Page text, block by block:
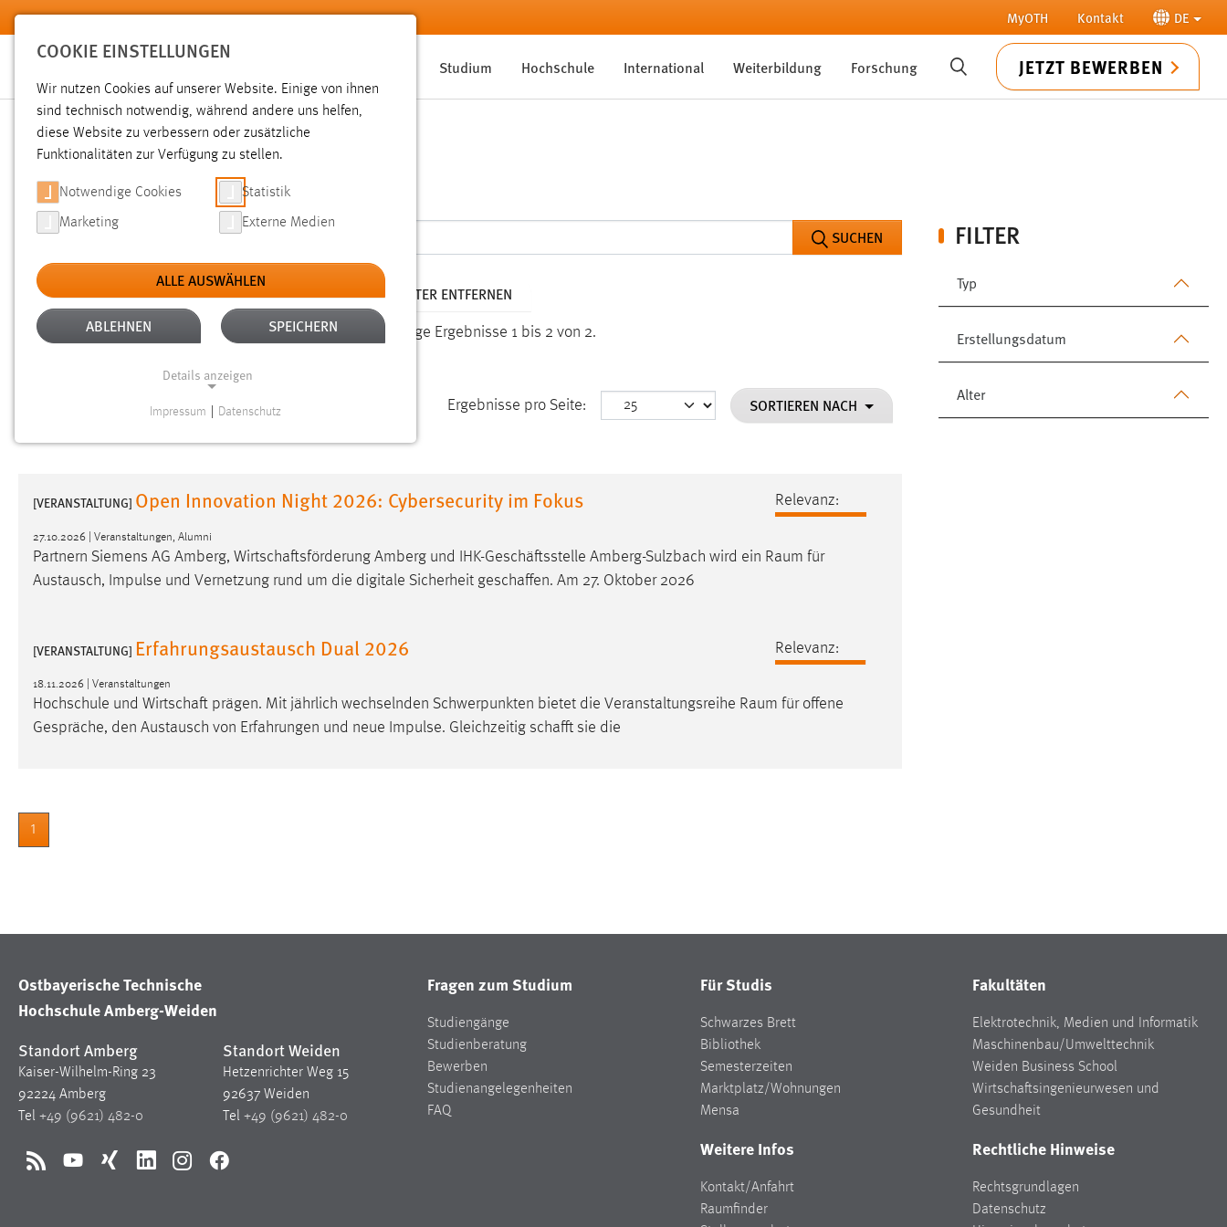
Zum Hauptinhalt springen MyOTH Kontakt DE
Studium Hochschule International Weiterbildung Forschung SUCHE JETZT BEWERBEN
SUCHE
FILTER
Typ
Erstellungsdatum
Alter
SUCHEN
Aktive Filter: TYP: NEWS/VERANSTALTUNGEN ALLE FILTER ENTFERNEN
Gesucht nach "raum". Es wurden 2 Ergebnisse gefunden. Zeige Ergebnisse 1 bis 2 von 2.
Ergebnisse pro Seite: SORTIEREN NACH
[VERANSTALTUNG] Open Innovation Night 2026: Cybersecurity im Fokus
27.10.2026 | Veranstaltungen, Alumni
Relevanz:
Partnern Siemens AG Amberg, Wirtschaftsförderung Amberg und IHK-Geschäftsstelle Amberg-Sulzbach wird ein Raum für
Austausch, Impulse und Vernetzung rund um die digitale Sicherheit geschaffen. Am 27. Oktober 2026
[VERANSTALTUNG] Erfahrungsaustausch Dual 2026
18.11.2026 | Veranstaltungen
Relevanz:
Hochschule und Wirtschaft prägen. Mit jährlich wechselnden Schwerpunkten bietet die Veranstaltungsreihe Raum für offene
Gespräche, den Austausch von Erfahrungen und neue Impulse. Gleichzeitig schafft sie die
1
Ostbayerische Technische
Hochschule Amberg-Weiden
Standort Amberg
Kaiser-Wilhelm-Ring 23
92224 Amberg
Tel +49 (9621) 482-0
Standort Weiden
Hetzenrichter Weg 15
92637 Weiden
Tel +49 (9621) 482-0
RSS YouTubeXing LinkedInInstagramFacebook
Fragen zum Studium
Studiengänge
Studienberatung
Bewerben
Studienangelegenheiten
FAQ
Für Studis
Schwarzes Brett
Bibliothek
Semesterzeiten
Marktplatz/Wohnungen
Mensa
Fakultäten
Elektrotechnik, Medien und Informatik
Maschinenbau/Umwelttechnik
Weiden Business School
Wirtschaftsingenieurwesen und
Gesundheit
Weitere Infos
Kontakt/Anfahrt
Raumfinder
Rechtliche Hinweise
Rechtsgrundlagen
Datenschutz
COOKIE EINSTELLUNGEN
Wir nutzen Cookies auf unserer Website. Einige von ihnen
sind technisch notwendig, während andere uns helfen,
diese Website zu verbessern oder zusätzliche
Funktionalitäten zur Verfügung zu stellen.
Notwendige Cookies Statistik
Marketing Externe Medien
ALLE AUSWÄHLEN
ABLEHNEN SPEICHERN
Details anzeigen
Website erforderlich.
Einverständnis
Name: cookie_consent
des Benutzers
Cookie Laufzeit: 1 Jahr
Zweck:
Das Cookie speichert die gewählte
Chat
Name:
MibewSessionID, MIBEW_UserID,
5e9dbeb1811c0446
Impressum Datenschutz